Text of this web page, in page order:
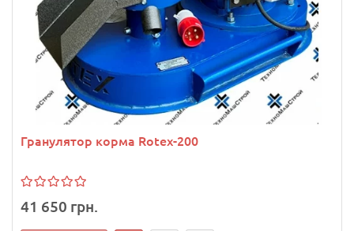
Гранулятор корма Rotex-200
41 650 грн.